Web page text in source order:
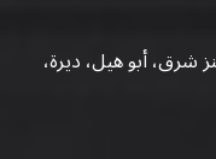
شرق، أبو هيل، ديرة،